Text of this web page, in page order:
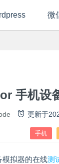
微
手机设
更新于
手机
模拟器的在线测